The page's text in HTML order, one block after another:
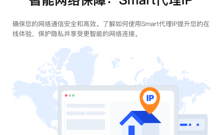
确保您的网络通信安全和高效。了解如何使用Smart代理IP提升您的在
线体验，保护隐私并享受更智能的网络连接。